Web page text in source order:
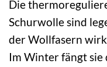
Die
Schurwolle sind
der Wollfasern
Im Winter fängt